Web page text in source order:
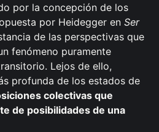
por la concepción de los
por Heidegger enSer
de las perspectivas que
fenómeno puramente
Lejos de ello,
profunda de los estados de
colectivas que
de posibilidades de una